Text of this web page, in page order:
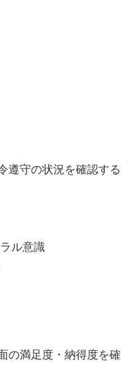
遵守の状況を確認する
ル意識
の満足度・納得度を確